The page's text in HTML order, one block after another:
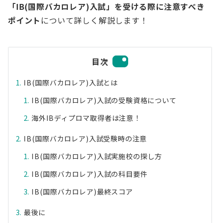
「IB(国際バカロレア)入試」を受ける際に注意すべき
ポイント について詳しく解説します！
目次
IB(国際バカロレア)入試とは
IB(国際バカロレア)入試の受験資格について
海外IBディプロマ取得者は注意！
IB(国際バカロレア)入試受験時の注意
IB(国際バカロレア)入試実施校の探し方
IB(国際バカロレア)入試の科目要件
IB(国際バカロレア)最終スコア
最後に